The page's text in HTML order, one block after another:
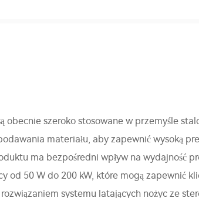
obecnie szeroko stosowane w przemyśle
materiału, aby zapewnić wysoką
ma bezpośredni wpływ na wydajność
od 50 W do 200 kW, które mogą zapewnić
systemu latających nożyc ze